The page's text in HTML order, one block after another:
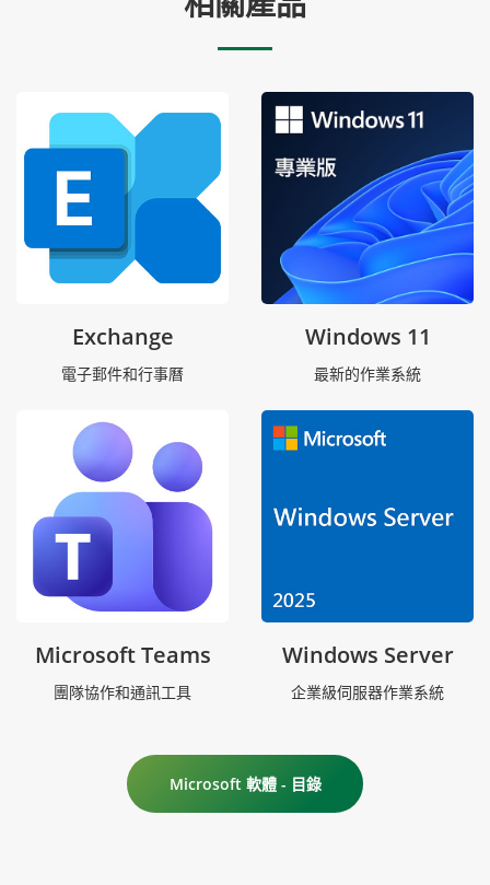
Exchange
電子郵件和行事曆
Windows 11
最新的作業系統
Microsoft Teams
團隊協作和通訊工具
Windows Server
企業級伺服器作業系統
Microsoft 軟體 - 目錄